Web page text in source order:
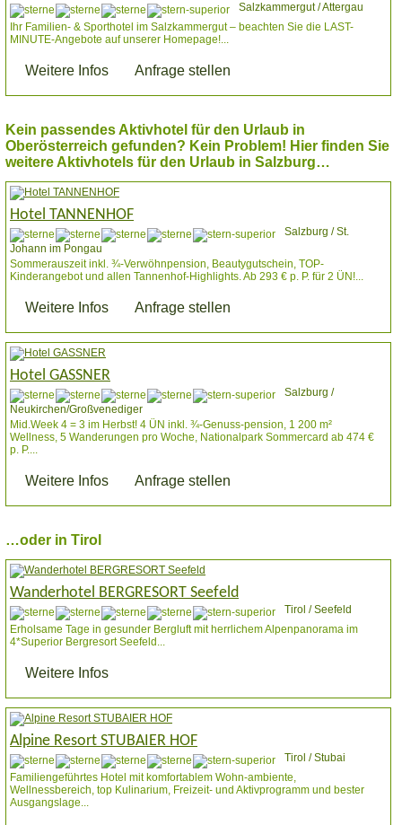
Salzkammergut / Attergau
Ihr Familien- & Sporthotel im Salzkammergut – beachten Sie die LAST-
MINUTE-Angebote auf unserer Homepage!...
Weitere Infos Anfrage stellen
Kein passendes Aktivhotel für den Urlaub in
Oberösterreich gefunden? Kein Problem! Hier finden Sie
weitere Aktivhotels für den Urlaub in Salzburg…
Hotel TANNENHOF
Salzburg / St.
Johann im Pongau
Sommerauszeit inkl. ¾-Verwöhnpension, Beautygutschein, TOP-
Kinderangebot und allen Tannenhof-Highlights. Ab 293 € p. P. für 2 ÜN!...
Weitere Infos Anfrage stellen
Hotel GASSNER
Salzburg /
Neukirchen/Großvenediger
Mid.Week 4 = 3 im Herbst! 4 ÜN inkl. ¾-Genuss-pension, 1 200 m²
Wellness, 5 Wanderungen pro Woche, Nationalpark Sommercard ab 474 €
p. P....
Weitere Infos Anfrage stellen
…oder in Tirol
Wanderhotel BERGRESORT Seefeld
Tirol / Seefeld
Erholsame Tage in gesunder Bergluft mit herrlichem Alpenpanorama im
4*Superior Bergresort Seefeld...
Weitere Infos
Alpine Resort STUBAIER HOF
Tirol / Stubai
Familiengeführtes Hotel mit komfortablem Wohn-ambiente,
Wellnessbereich, top Kulinarium, Freizeit- und Aktivprogramm und bester
Ausgangslage...